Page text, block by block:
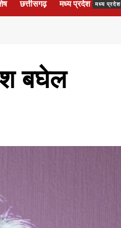
छत्तीसगढ़ मध्य प्रदेश मध्य
बघेल